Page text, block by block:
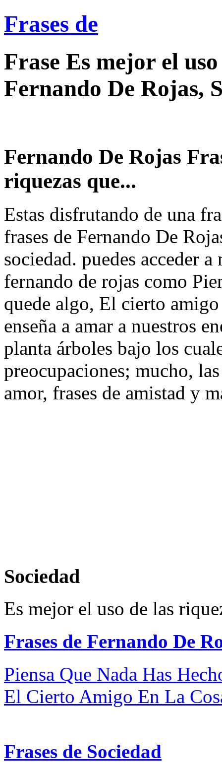
Frases de
Frase Es mejor el
Fernando De Rojas,
Fernando De Rojas
riquezas que...
Estas disfrutando de una
frases de Fernando De
sociedad. puedes acceder
fernando de rojas como
quede algo, El cierto
enseña a amar a nuestros
planta árboles bajo los
preocupaciones; mucho,
amor, frases de amistad y
Sociedad
Es mejor el uso de las
Frases de Fernando De
Piensa Que Nada Has
El Cierto Amigo En La
Frases de Sociedad